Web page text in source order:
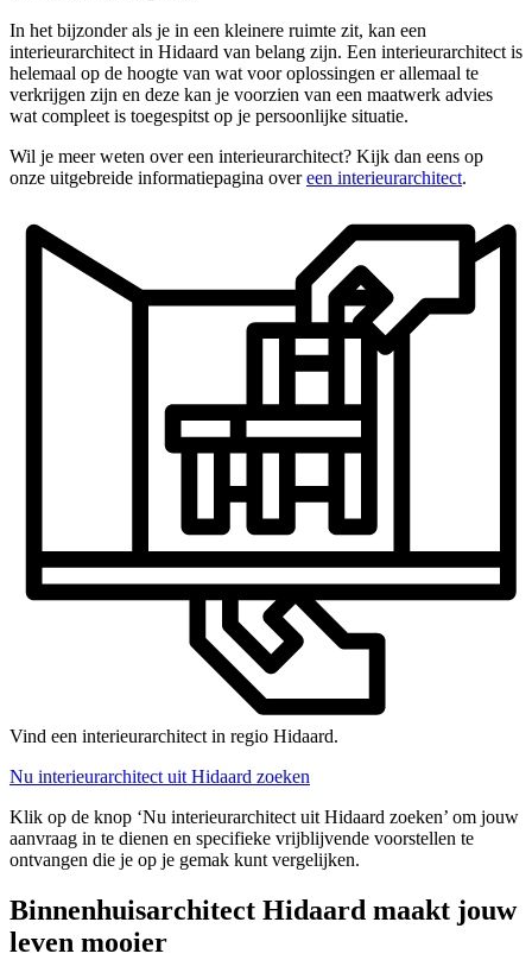
In het bijzonder als je in een kleinere ruimte zit, kan een
interieurarchitect in Hidaard van belang zijn. Een interieurarchitect is
helemaal op de hoogte van wat voor oplossingen er allemaal te
verkrijgen zijn en deze kan je voorzien van een maatwerk advies
wat compleet is toegespitst op je persoonlijke situatie.
Wil je meer weten over een interieurarchitect? Kijk dan eens op
onze uitgebreide informatiepagina overeen interieurarchitect.
Vind een interieurarchitect in regio Hidaard.
Nu interieurarchitect uit Hidaard zoeken
Klik op de knop ‘Nu interieurarchitect uit Hidaard zoeken’ om jouw
aanvraag in te dienen en specifieke vrijblijvende voorstellen te
ontvangen die je op je gemak kunt vergelijken.
Binnenhuisarchitect Hidaard maakt jouw
leven mooier